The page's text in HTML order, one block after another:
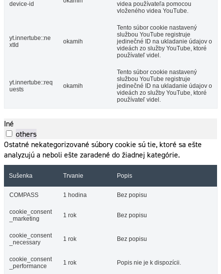
device-id
videa používateľa pomocou
vloženého videa YouTube.
yt.innertube::ne
xtId
okamih
Tento súbor cookie nastavený
službou YouTube registruje
jedinečné ID na ukladanie údajov o
videách zo služby YouTube, ktoré
používateľ videl.
yt.innertube::req
uests
okamih
Tento súbor cookie nastavený
službou YouTube registruje
jedinečné ID na ukladanie údajov o
videách zo služby YouTube, ktoré
používateľ videl.
Iné
others
Ostatné nekategorizované súbory cookie sú tie, ktoré sa ešte
analyzujú a neboli ešte zaradené do žiadnej kategórie.
Sušenka Trvanie Popis
COMPASS 1 hodina Bez popisu
cookie_consent
_marketing
1 rok Bez popisu
cookie_consent
_necessary
1 rok Bez popisu
cookie_consent
_performance
1 rok Popis nie je k dispozícii.